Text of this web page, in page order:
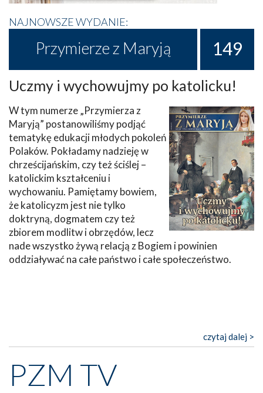
NAJNOWSZE WYDANIE:
Przymierze z Maryją 149
Uczmy i wychowujmy po katolicku!
W tym numerze „Przymierza z
Maryją” postanowiliśmy podjąć
tematykę edukacji młodych pokoleń
Polaków. Pokładamy nadzieję w
chrześcijańskim, czy też ściślej –
katolickim kształceniu i
wychowaniu. Pamiętamy bowiem,
że katolicyzm jest nie tylko
doktryną, dogmatem czy też
zbiorem modlitw i obrzędów, lecz
nade wszystko żywą relacją z Bogiem i powinien
oddziaływać na całe państwo i całe społeczeństwo.
czytaj dalej >
PZM TV